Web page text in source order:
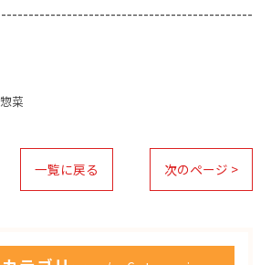
惣菜
一覧に戻る 次のページ >